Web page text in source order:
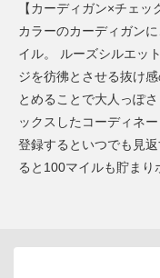
【カーディガン×チェ
カラーのカーディガン
イル。 ルーズシルエッ
ジを彷彿とさせる抜け
とめることで大人っぽ
ックスしたコーディネ
登録するといつでも見
ると100マイルも貯まり